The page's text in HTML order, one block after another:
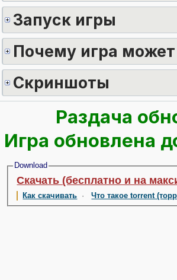
Запуск игры
Почему игра может
Скриншоты
Раздача
Игра обновлена
Download
Скачать (бесплатно и на
Как скачивать ·Что такое torrent